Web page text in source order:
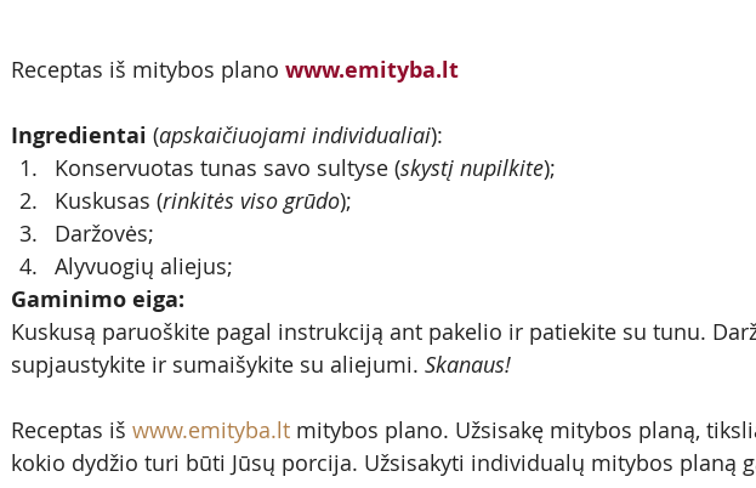
Receptas iš mitybos plano www.emityba.lt
Ingredientai (apskaičiuojami individualiai):
Konservuotas tunas savo sultyse (skystį nupilkite);
Kuskusas (rinkitės viso grūdo);
Daržovės;
Alyvuogių aliejus;
Gaminimo eiga:
Kuskusą paruoškite pagal instrukciją ant pakelio ir patiekite su tunu.
supjaustykite ir sumaišykite su aliejumi. Skanaus!
Receptas iš www.emityba.lt mitybos plano. Užsisakę mitybos planą,
kokio dydžio turi būti Jūsų porcija. Užsisakyti individualų mitybos planą